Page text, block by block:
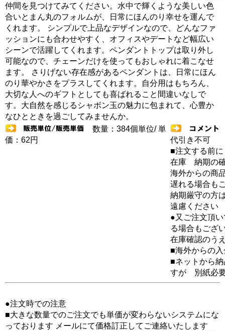
仲間を見つけてみてください。水中で輝くような美しい色
合いとまん丸のフォルムが、日常にほんのり幸せを運んで
くれます。 シンプルで上品なデザインなので、どんなファ
ッションにも合わせやすく、オフィスやデートなど幅広い
シーンで活躍してくれます。ペンダントトップは取り外し
可能なので、チェーンだけを使ってもおしゃれに着こなせ
ます。 さりげない存在感があるペンダントは、日常にほん
のり華やかさをプラスしてくれます。自分用はもちろん、
大切な人へのギフトとしても喜ばれること間違いなしで
す。大自然を感じるシャボン玉の魅力に包まれて、心豊か
なひとときを過ごしてみませんか。
数量：384個単位/ 単
価：62円
代引き不可
■注文する前に
在庫 納期の
海外からの商
遅れる場合も
納期厳守の方
遠慮ください
●又ご注文頂
る場合もござ
在庫確認のう
■海外からの
■ネットから
すが 別紙必
●注文時での注意
■大きな数量でのご注文でも単価が変わらないシステムにな
っております メールにて価格訂正してご連絡いたします